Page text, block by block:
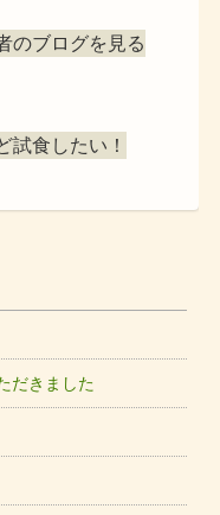
のブログを見る
試食したい！
だきました